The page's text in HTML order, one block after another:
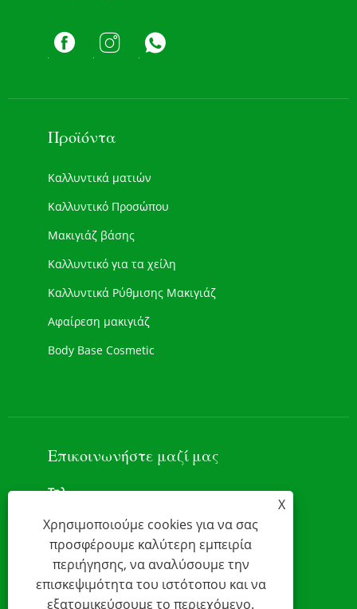
Προϊόντα
Καλλυντικά ματιών
Καλλυντικό Προσώπου
Μακιγιάζ βάσης
Καλλυντικό για τα χείλη
Καλλυντικά Ρύθμισης Μακιγιάζ
Αφαίρεση μακιγιάζ
Body Base Cosmetic
Επικοινωνήστε μαζί μας
Τηλ
Add
Αριθ. 11, Simian Road,
ΗΛΕΚΤΡΟΝΙΚΗ ΔΙΕΥΘΥΝΣΗ
X
Χρησιμοποιούμε cookies για να σας
προσφέρουμε καλύτερη εμπειρία
περιήγησης, να αναλύσουμε την
επισκεψιμότητα του ιστότοπου και να
εξατομικεύσουμε το περιεχόμενο.